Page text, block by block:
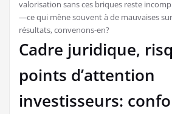
valorisation sans ces briques reste
—ce qui mène souvent à de mauvaises
résultats, convenons-en?
Cadre juridique,
points d’attention
investisseurs: